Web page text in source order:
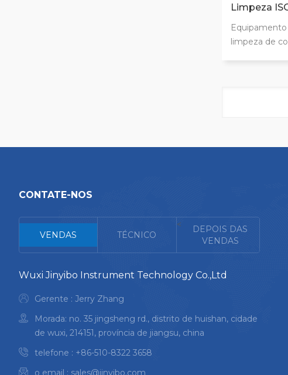
Limpeza
Usado Em
Automóveis
limpeza de
CONTATE-NOS
VENDAS TÉCNICO
<
DEPOIS DAS
VENDAS
Wuxi Jinyibo Instrument Technology Co.,Ltd
Gerente : Jerry Zhang
Morada: no. 35 jingsheng rd., distrito de huishan, cidade
de wuxi, 214151, província de jiangsu, china
telefone : +86-510-8322 3658
o email : sales@jinyibo.com